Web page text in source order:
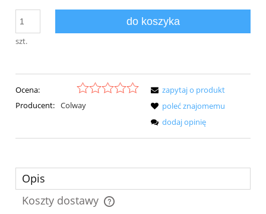
szt.
do koszyka
Ocena:
Producent: Colway
zapytaj o produkt
poleć znajomemu
dodaj opinię
Opis
Koszty dostawy
Cena nie zawiera ewentualnych kosztów płatności